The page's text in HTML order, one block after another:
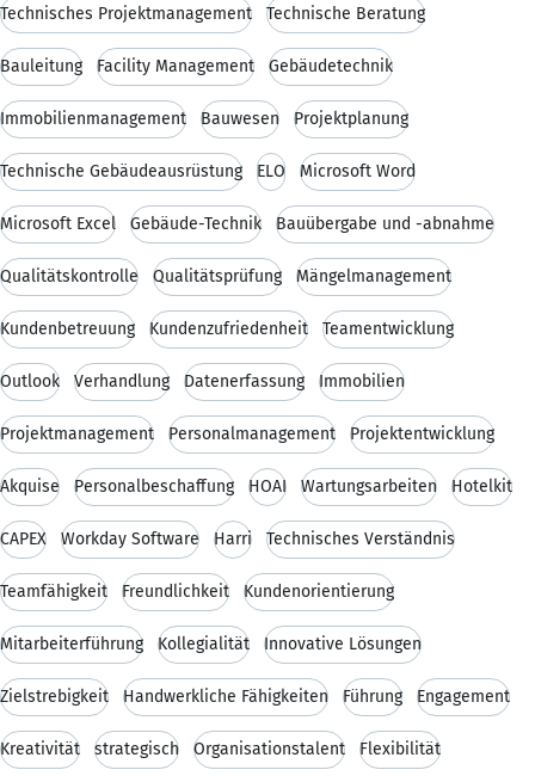
Technisches Projektmanagement Technische Beratung
Bauleitung Facility Management Gebäudetechnik
Immobilienmanagement Bauwesen Projektplanung
Technische Gebäudeausrüstung ELO Microsoft Word
Microsoft Excel Gebäude-Technik Bauübergabe und -abnahme
Qualitätskontrolle Qualitätsprüfung Mängelmanagement
Kundenbetreuung Kundenzufriedenheit Teamentwicklung
Outlook Verhandlung Datenerfassung Immobilien
Projektmanagement Personalmanagement Projektentwicklung
Akquise Personalbeschaffung HOAI Wartungsarbeiten Hotelkit
CAPEX Workday Software Harri Technisches Verständnis
Teamfähigkeit Freundlichkeit Kundenorientierung
Mitarbeiterführung Kollegialität Innovative Lösungen
Zielstrebigkeit Handwerkliche Fähigkeiten Führung Engagement
Kreativität strategisch Organisationstalent Flexibilität